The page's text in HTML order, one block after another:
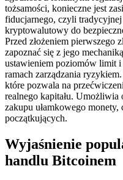
tożsamości, konieczne jest
fiducjarnego, czyli
kryptowalutowy do
Przed złożeniem pierwszego
zapoznać się z jego
ustawieniem poziomów limit
ramach zarządzania
które pozwala na
realnego kapitału.
zakupu ułamkowego
początkujących.
Wyjaśnienie
handlu Bitcoinem